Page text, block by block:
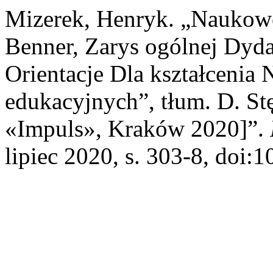
Mizerek, Henryk.
Benner, Zarys ogólnej
Orientacje Dla kształcenia
edukacyjnych”, tłum. D.
«Impuls», Kraków 2020]”.
lipiec 2020, s. 303-8,